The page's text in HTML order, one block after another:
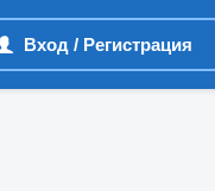
Вход / Регистрация